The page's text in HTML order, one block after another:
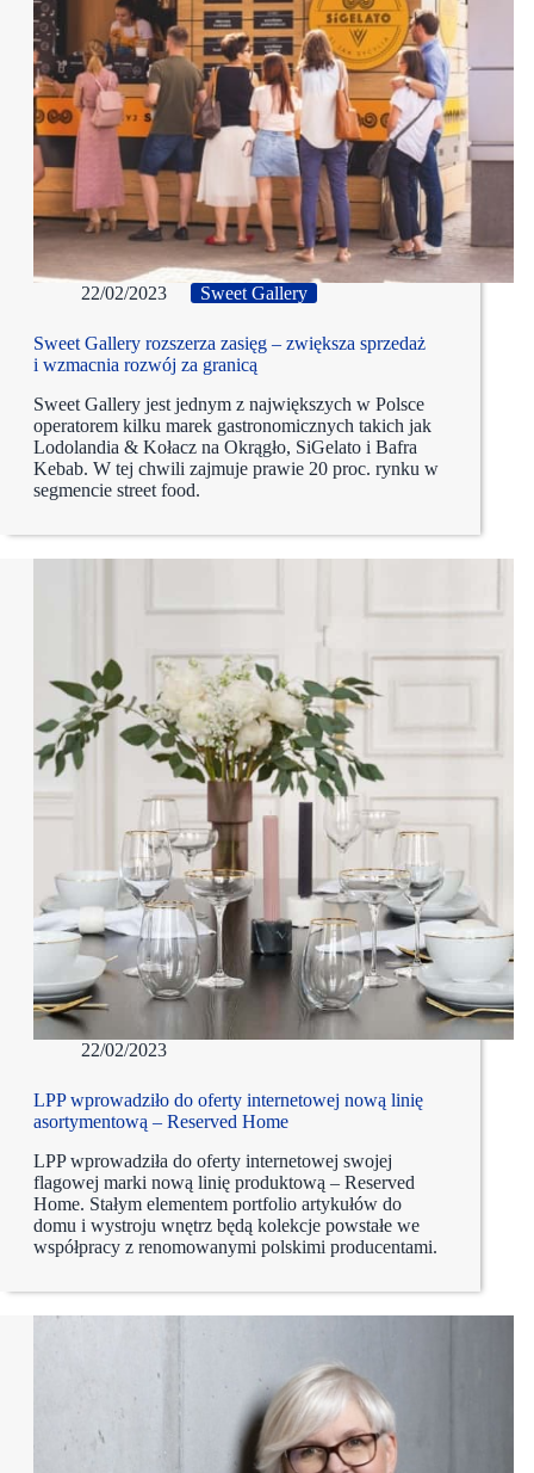
22/02/2023 Sweet Gallery
Sweet Gallery rozszerza zasięg – zwiększa sprzedaż
i wzmacnia rozwój za granicą
Sweet Gallery jest jednym z największych w Polsce
operatorem kilku marek gastronomicznych takich jak
Lodolandia & Kołacz na Okrągło, SiGelato i Bafra
Kebab. W tej chwili zajmuje prawie 20 proc. rynku w
segmencie street food.
22/02/2023
LPP wprowadziło do oferty internetowej nową linię
asortymentową – Reserved Home
LPP wprowadziła do oferty internetowej swojej
flagowej marki nową linię produktową – Reserved
Home. Stałym elementem portfolio artykułów do
domu i wystroju wnętrz będą kolekcje powstałe we
współpracy z renomowanymi polskimi producentami.